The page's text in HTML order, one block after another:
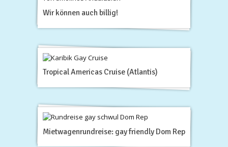
Wir können auch billig!
Tropical Americas Cruise (Atlantis)
Mietwagenrundreise: gay friendly Dom Rep